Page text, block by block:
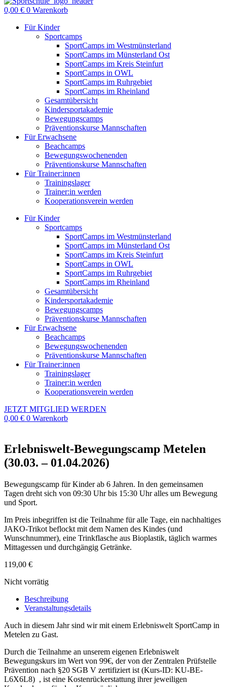
0,00 € 0 Warenkorb
Für Kinder
Sportcamps
SportCamps im Westmünsterland
SportCamps im Münsterland Ost
SportCamps im Kreis Steinfurt
SportCamps in OWL
SportCamps im Ruhrgebiet
SportCamps im Rheinland
Gesamtübersicht
Kindersportakademie
Bewegungscamps
Präventionskurse Mannschaften
Für Erwachsene
Beachcamps
Bewegungswochenenden
Präventionskurse Mannschaften
Für Trainer:innen
Trainingslager
Trainer:in werden
Kooperationsverein werden
Für Kinder
Sportcamps
SportCamps im Westmünsterland
SportCamps im Münsterland Ost
SportCamps im Kreis Steinfurt
SportCamps in OWL
SportCamps im Ruhrgebiet
SportCamps im Rheinland
Gesamtübersicht
Kindersportakademie
Bewegungscamps
Präventionskurse Mannschaften
Für Erwachsene
Beachcamps
Bewegungswochenenden
Präventionskurse Mannschaften
Für Trainer:innen
Trainingslager
Trainer:in werden
Kooperationsverein werden
JETZT MITGLIED WERDEN
0,00 € 0 Warenkorb
Erlebniswelt-Bewegungscamp Metelen
(30.03. – 01.04.2026)
Bewegungscamp für Kinder ab 6 Jahren. In den gemeinsamen
Tagen dreht sich von 09:30 Uhr bis 15:30 Uhr alles um Bewegung
und Sport.
Im Preis inbegriffen ist die Teilnahme für alle Tage, ein nachhaltiges
JAKO-Trikot beflockt mit dem Namen des Kindes (und
Wunschnummer), eine Trinkflasche aus Bioplastik, täglich warmes
Mittagessen und durchgängig Getränke.
119,00 €
Nicht vorrätig
Beschreibung
Veranstaltungsdetails
Auch in diesem Jahr sind wir mit einem Erlebniswelt SportCamp in
Metelen zu Gast.
Durch die Teilnahme an unserem eigenen Erlebniswelt
Bewegungskurs im Wert von 99€, der von der Zentralen Prüfstelle
Prävention nach §20 SGB V zertifiziert ist (Kurs-ID: KU-BE-
L6X6L8) , ist eine Kostenrückerstattung ihrer jeweiligen